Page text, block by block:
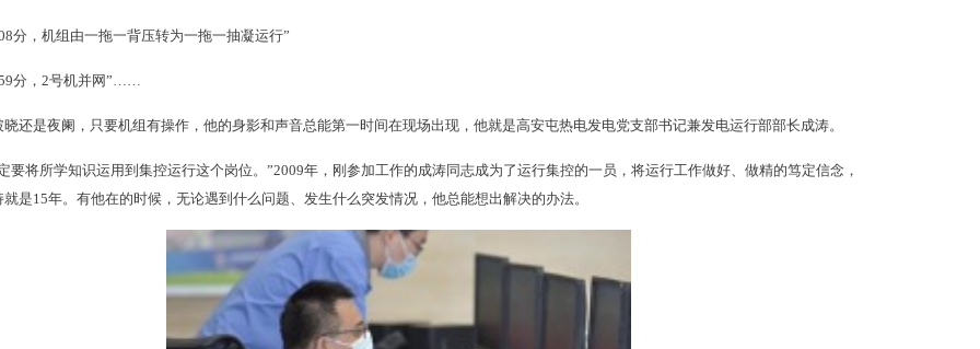
分，机组由一拖一背压转为一拖一抽凝运行”
分，2号机并网”……
晓还是夜阑，只要机组有操作，他的身影和声音总能第一时间在现场出现，他就是高安屯热电发电党支部书记兼发电运行部部长成涛。
要将所学知识运用到集控运行这个岗位。”2009年，刚参加工作的成涛同志成为了运行集控的一员，将运行工作做好、做精的笃定信念，
是15年。有他在的时候，无论遇到什么问题、发生什么突发情况，他总能想出解决的办法。